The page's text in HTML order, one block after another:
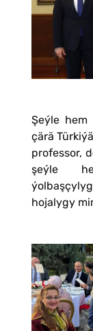
Şeýle hem
çärä
professor,
şeýle
hojalygy